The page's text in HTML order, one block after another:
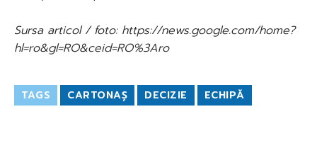
Sursa articol / foto: https://news.google.com/home?
hl=ro&gl=RO&ceid=RO%3Aro
TAGS CARTONAȘ DECIZIE ECHIPĂ